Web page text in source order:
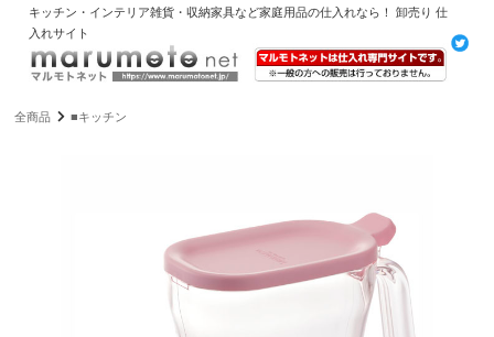
キッチン・インテリア雑貨・収納家具など家庭用品の仕入れなら！ 卸売り 仕
入れサイト
全商品 ■キッチン